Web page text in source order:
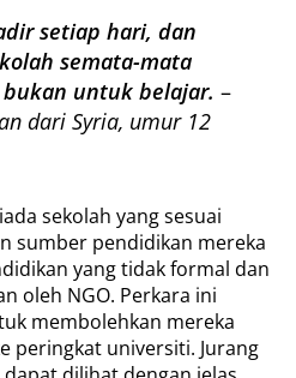
setiap hari, dan
semata-mata
untuk belajar. –
dari Syria, umur 12
sekolah yang sesuai
sumber pendidikan mereka
yang tidak formal dan
oleh NGO. Perkara ini
membolehkan mereka
peringkat universiti. Jurang